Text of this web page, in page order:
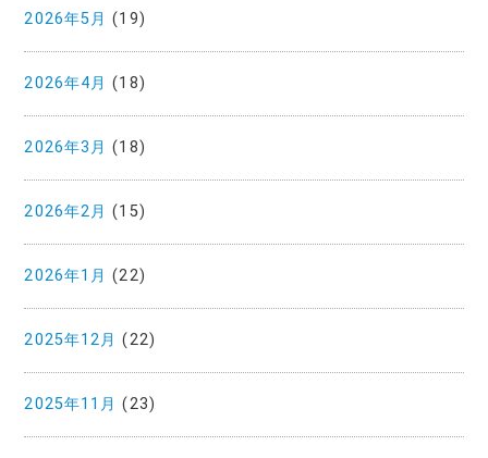
2026年5月 (19)
2026年4月 (18)
2026年3月 (18)
2026年2月 (15)
2026年1月 (22)
2025年12月 (22)
2025年11月 (23)